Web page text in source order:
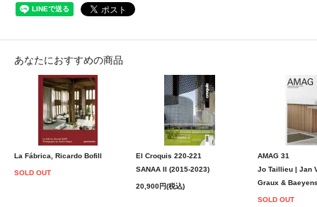
あなたにおすすめの商品
La Fábrica, Ricardo Bofill
SOLD OUT
El Croquis 220-221
SANAA II (2015-2023)
20,900円(税込)
AMAG 31
Jo Taillieu | Jan
Graux &
SOLD OUT